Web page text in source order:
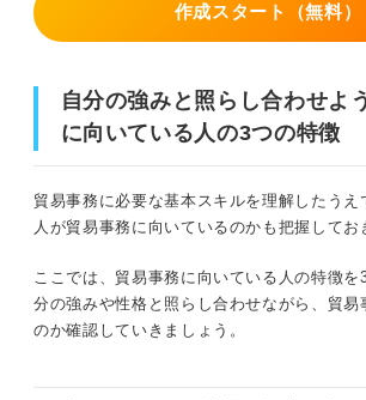
作成スタート（無料）
自分の強みと照らし合わせよ
に向いている人の3つの特徴
貿易事務に必要な基本スキルを理解したうえ
人が貿易事務に向いているのかも把握してお
ここでは、貿易事務に向いている人の特徴を
分の強みや性格と照らし合わせながら、貿易
のか確認していきましょう。